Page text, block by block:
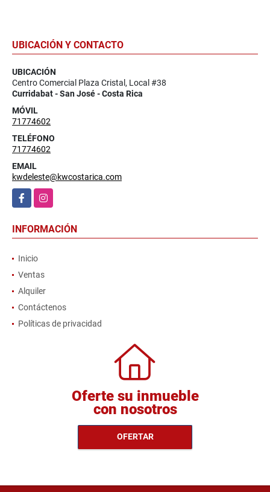
UBICACIÓN Y CONTACTO
UBICACIÓN
Centro Comercial Plaza Cristal, Local #38
Curridabat - San José - Costa Rica
MÓVIL
71774602
TELÉFONO
71774602
EMAIL
kwdeleste@kwcostarica.com
FacebookInstagram
INFORMACIÓN
Inicio
Ventas
Alquiler
Contáctenos
Políticas de privacidad
Oferte su inmueble
con nosotros
OFERTAR